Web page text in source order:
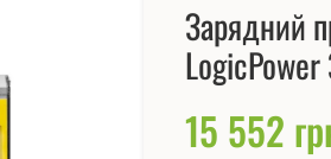
Зарядний
15 552